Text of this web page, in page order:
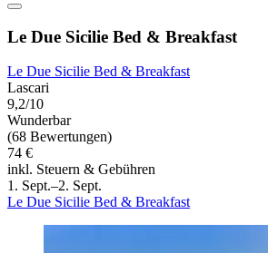
Le Due Sicilie Bed & Breakfast
Le Due Sicilie Bed & Breakfast
Lascari
9,2/10
Wunderbar
(68 Bewertungen)
74 €
inkl. Steuern & Gebühren
1. Sept.–2. Sept.
Le Due Sicilie Bed & Breakfast